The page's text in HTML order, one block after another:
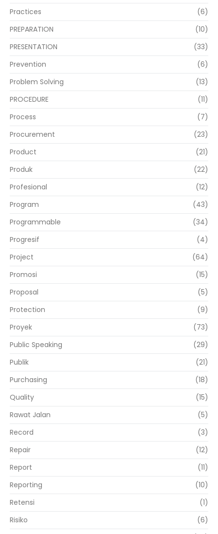
Practices
(6)
PREPARATION
(10)
PRESENTATION
(33)
Prevention
(6)
Problem Solving
(13)
PROCEDURE
(11)
Process
(7)
Procurement
(23)
Product
(21)
Produk
(22)
Profesional
(12)
Program
(43)
Programmable
(34)
Progresif
(4)
Project
(64)
Promosi
(15)
Proposal
(5)
Protection
(9)
Proyek
(73)
Public Speaking
(29)
Publik
(21)
Purchasing
(18)
Quality
(15)
Rawat Jalan
(5)
Record
(3)
Repair
(12)
Report
(11)
Reporting
(10)
Retensi
(1)
Risiko
(6)